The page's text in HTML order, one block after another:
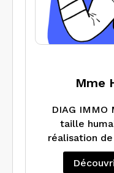
Mme
DIAG IMMO
taille
réalisation
Nous
diagnostics